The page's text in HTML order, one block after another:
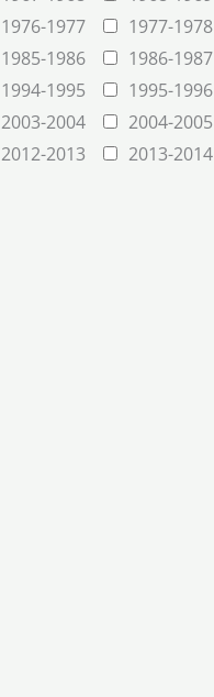
1976-1977 1977-1978
1985-1986 1986-1987
1994-1995 1995-1996
2003-2004 2004-2005
2012-2013 2013-2014